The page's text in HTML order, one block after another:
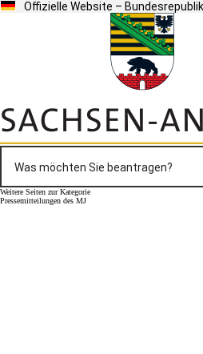
Offizielle Website –
Weitere Seiten zur Kategorie
Pressemitteilungen des MJ